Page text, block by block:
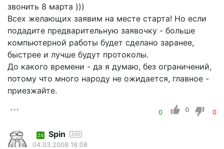
звонить 8 марта )))
Всех желающих заявим на месте старта! Но если
подадите предварительную заявочку - больше
компьютерной работы будет сделано заранее,
быстрее и лучше будут протоколы.
До какого времени - да я думаю, без ограничений,
потому что много народу не ожидается, главное -
приезжайте.
0 0 0
24 Spin 449
04.03.2008 18:08